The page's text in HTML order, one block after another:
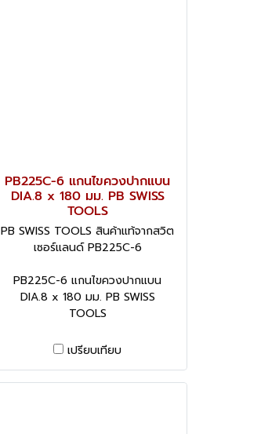
PB225C-6 แกนไขควงปากแบน
DIA.8 x 180 มม. PB SWISS
TOOLS
PB SWISS TOOLS สินค้าแท้จากสวิต
เซอร์แลนด์ PB225C-6
PB225C-6 แกนไขควงปากแบน
DIA.8 x 180 มม. PB SWISS
TOOLS
เปรียบเทียบ